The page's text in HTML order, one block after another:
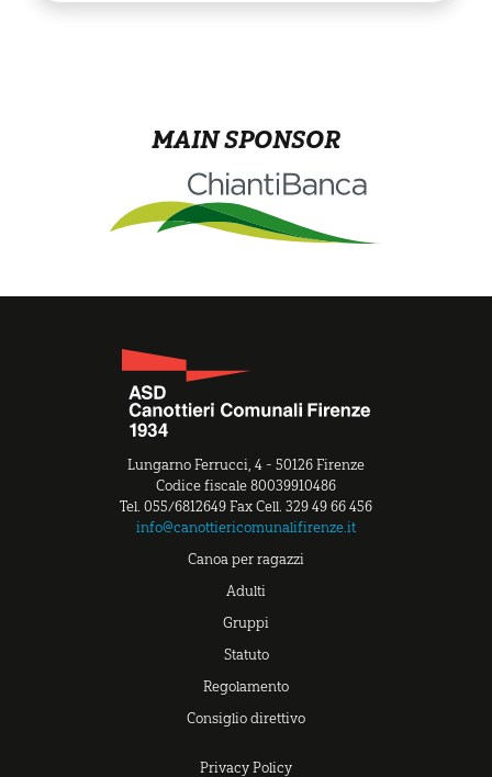
MAIN SPONSOR
Lungarno Ferrucci, 4 - 50126 Firenze
Codice fiscale 80039910486
Tel. 055/6812649 Fax Cell. 329 49 66 456
info@canottiericomunalifirenze.it
Canoa per ragazzi
Adulti
Gruppi
Statuto
Regolamento
Consiglio direttivo
Privacy Policy